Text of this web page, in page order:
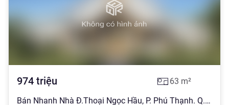
974 triệu 63 m²
Bán Nhanh Nhà Đ.Thoại Ngọc Hầu, P. Phú Thạnh. Q.Tân Phú, 64m2, 975Tr